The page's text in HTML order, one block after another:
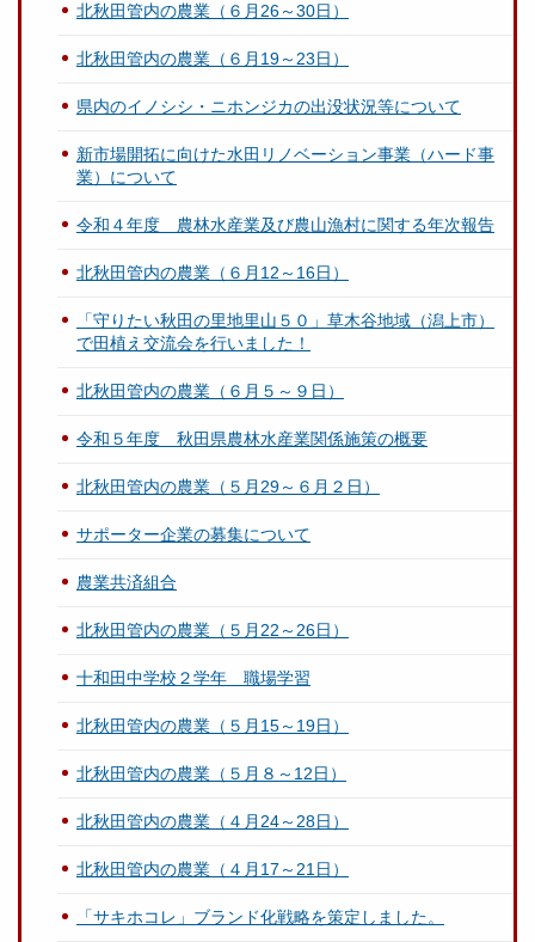
北秋田管内の農業（６月26～30日）
北秋田管内の農業（６月19～23日）
県内のイノシシ・ニホンジカの出没状況等について
新市場開拓に向けた水田リノベーション事業（ハード事
業）について
令和４年度 農林水産業及び農山漁村に関する年次報告
北秋田管内の農業（６月12～16日）
「守りたい秋田の里地里山５０」草木谷地域（潟上市）
で田植え交流会を行いました！
北秋田管内の農業（６月５～９日）
令和５年度 秋田県農林水産業関係施策の概要
北秋田管内の農業（５月29～６月２日）
サポーター企業の募集について
農業共済組合
北秋田管内の農業（５月22～26日）
十和田中学校２学年 職場学習
北秋田管内の農業（５月15～19日）
北秋田管内の農業（５月８～12日）
北秋田管内の農業（４月24～28日）
北秋田管内の農業（４月17～21日）
「サキホコレ」ブランド化戦略を策定しました。